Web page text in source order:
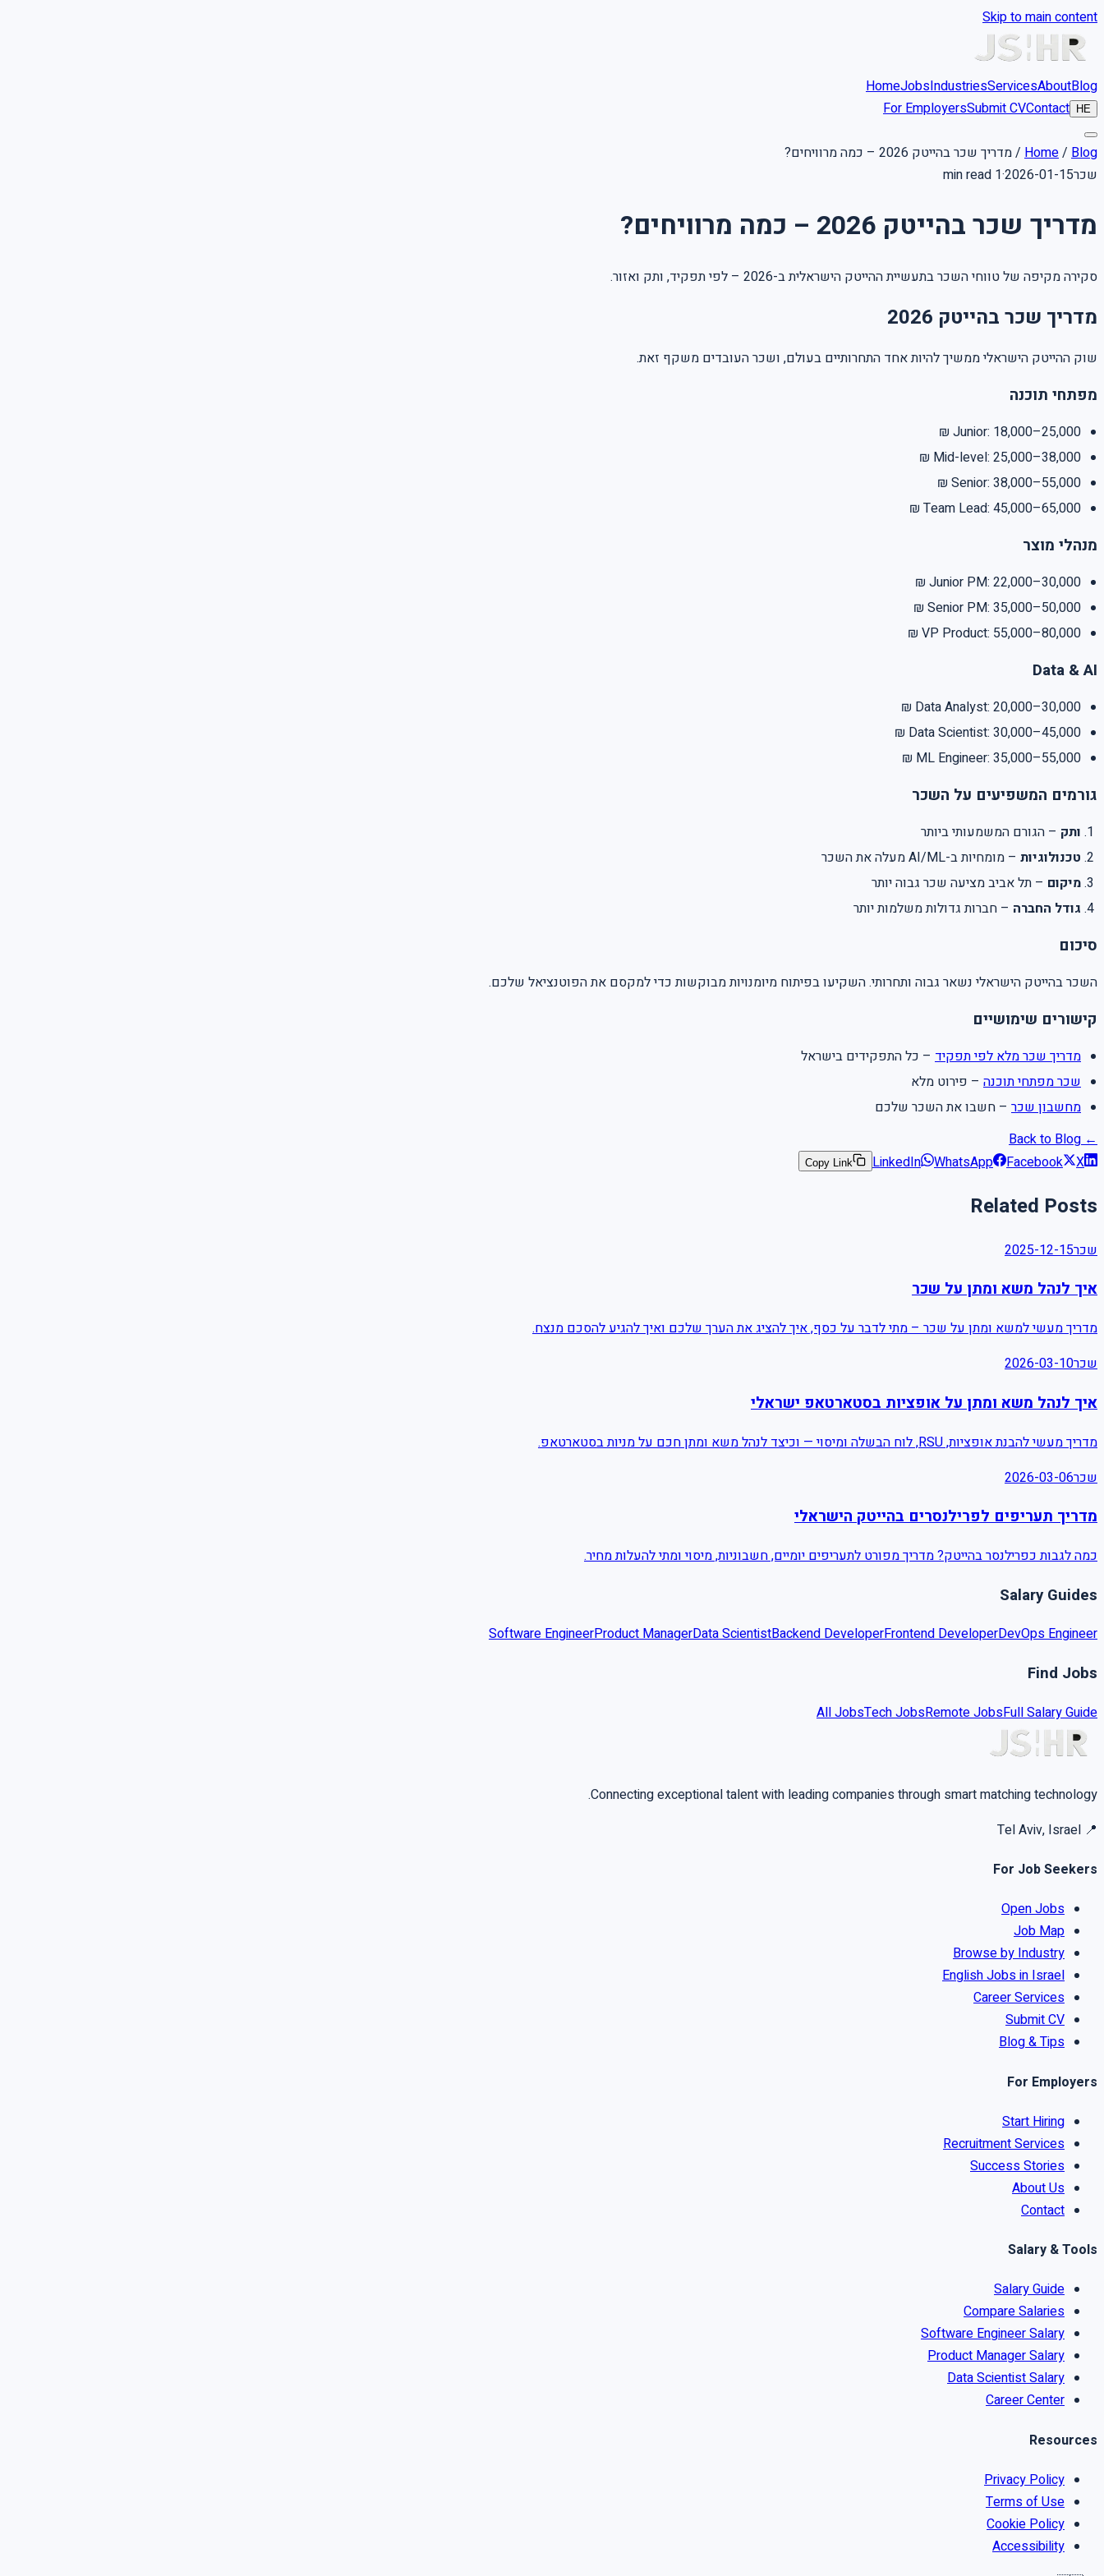
Skip to main content
HomeJobsIndustriesServicesAboutBlog
HE
For EmployersSubmit CVContact
Home/ Blog
/מדריך שכר בהייטק 2026 – כמה מרוויחים?
שכר2026-01-15
·
1 min read
מדריך שכר בהייטק 2026 – כמה מרוויחים?
סקירה מקיפה של טווחי השכר בתעשיית ההייטק הישראלית ב-2026 – לפי תפקיד, ותק ואזור.
מדריך שכר בהייטק 2026
שוק ההייטק הישראלי ממשיך להיות אחד התחרותיים בעולם, ושכר העובדים משקף זאת.
מפתחי תוכנה
Junior: 18,000–25,000 ₪
Mid-level: 25,000–38,000 ₪
Senior: 38,000–55,000 ₪
Team Lead: 45,000–65,000 ₪
מנהלי מוצר
Junior PM: 22,000–30,000 ₪
Senior PM: 35,000–50,000 ₪
VP Product: 55,000–80,000 ₪
Data & AI
Data Analyst: 20,000–30,000 ₪
Data Scientist: 30,000–45,000 ₪
ML Engineer: 35,000–55,000 ₪
גורמים המשפיעים על השכר
ותק – הגורם המשמעותי ביותר
טכנולוגיות – מומחיות ב-AI/ML מעלה את השכר
מיקום – תל אביב מציעה שכר גבוה יותר
גודל החברה – חברות גדולות משלמות יותר
סיכום
השכר בהייטק הישראלי נשאר גבוה ותחרותי. השקיעו בפיתוח מיומנויות מבוקשות כדי למקסם את הפוטנציאל שלכם.
קישורים שימושיים
מדריך שכר מלא לפי תפקיד – כל התפקידים בישראל
שכר מפתחי תוכנה – פירוט מלא
מחשבון שכר – חשבו את השכר שלכם
← Back to Blog
LinkedIn
WhatsApp Facebook X
Copy Link
Related Posts
שכר2025-12-15
איך לנהל משא ומתן על שכר
מדריך מעשי למשא ומתן על שכר – מתי לדבר על כסף, איך להציג את הערך שלכם ואיך להגיע להסכם מנצח.
שכר2026-03-10
איך לנהל משא ומתן על אופציות בסטארטאפ ישראלי
מדריך מעשי להבנת אופציות, RSU, לוח הבשלה ומיסוי — וכיצד לנהל משא ומתן חכם על מניות בסטארטאפ.
שכר2026-03-06
מדריך תעריפים לפרילנסרים בהייטק הישראלי
כמה לגבות כפרילנסר בהייטק? מדריך מפורט לתעריפים יומיים, חשבוניות, מיסוי ומתי להעלות מחיר.
Salary Guides
Software EngineerProduct ManagerData ScientistBackend DeveloperFrontend DeveloperDevOps Engineer
Find Jobs
All JobsTech JobsRemote JobsFull Salary Guide
Connecting exceptional talent with leading companies through smart matching technology.
📍
Tel Aviv, Israel
For Job Seekers
Open Jobs
Job Map
Browse by Industry
English Jobs in Israel
Career Services
Submit CV
Blog & Tips
For Employers
Start Hiring
Recruitment Services
Success Stories
About Us
Contact
Salary & Tools
Salary Guide
Compare Salaries
Software Engineer Salary
Product Manager Salary
Data Scientist Salary
Career Center
Resources
Privacy Policy
Terms of Use
Cookie Policy
Accessibility